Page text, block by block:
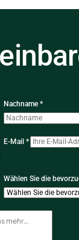
Nachname *
E-Mail *
Wählen Sie die